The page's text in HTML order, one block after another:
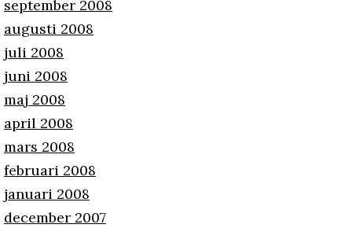
september 2008
augusti 2008
juli 2008
juni 2008
maj 2008
april 2008
mars 2008
februari 2008
januari 2008
december 2007